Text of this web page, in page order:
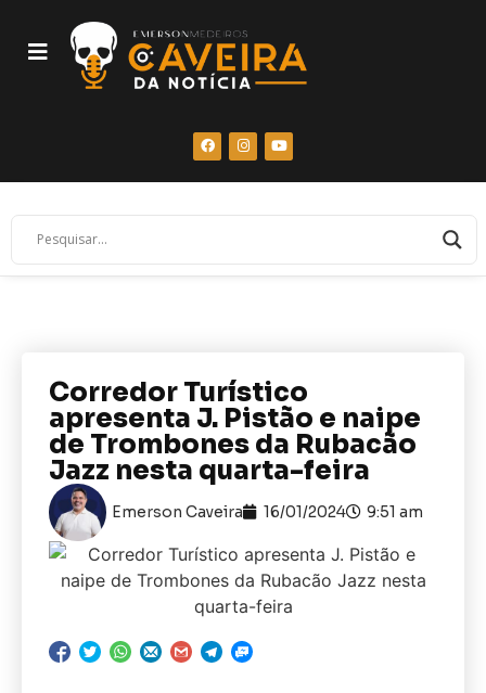
Corredor Turístico
apresenta J. Pistão e naipe
de Trombones da Rubacão
Jazz nesta quarta-feira
Emerson Caveira 16/01/2024 9:51 am